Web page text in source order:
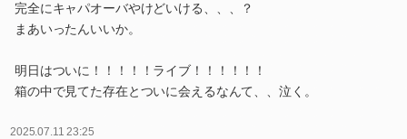
完全にキャパオーバやけどいける、、、？
まあいったんいいか。
明日はついに！！！！！ライブ！！！！！！
箱の中で見てた存在とついに会えるなんて、、泣く。
2025.07.11 23:25